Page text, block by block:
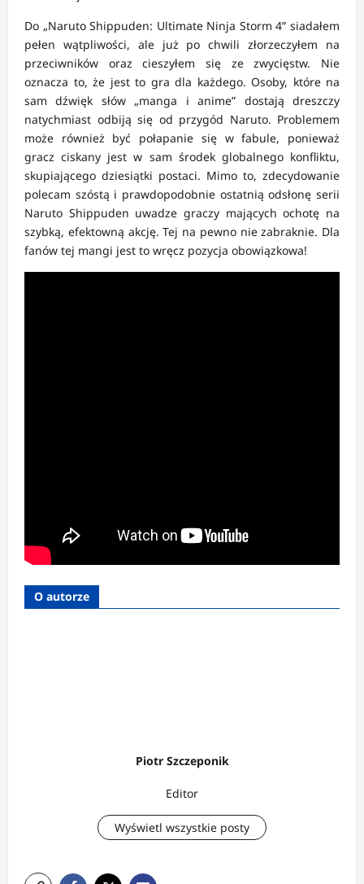
Do „Naruto Shippuden: Ultimate Ninja Storm 4” siadałem
pełen wątpliwości, ale już po chwili złorzeczyłem na
przeciwników oraz cieszyłem się ze zwycięstw. Nie
oznacza to, że jest to gra dla każdego. Osoby, które na
sam dźwięk słów „manga i anime” dostają dreszczy
natychmiast odbiją się od przygód Naruto. Problemem
może również być połapanie się w fabule, ponieważ
gracz ciskany jest w sam środek globalnego konfliktu,
skupiającego dziesiątki postaci. Mimo to, zdecydowanie
polecam szóstą i prawdopodobnie ostatnią odsłonę serii
Naruto Shippuden uwadze graczy mających ochotę na
szybką, efektowną akcję. Tej na pewno nie zabraknie. Dla
fanów tej mangi jest to wręcz pozycja obowiązkowa!
O autorze
Piotr Szczeponik
Editor
Wyświetl wszystkie posty